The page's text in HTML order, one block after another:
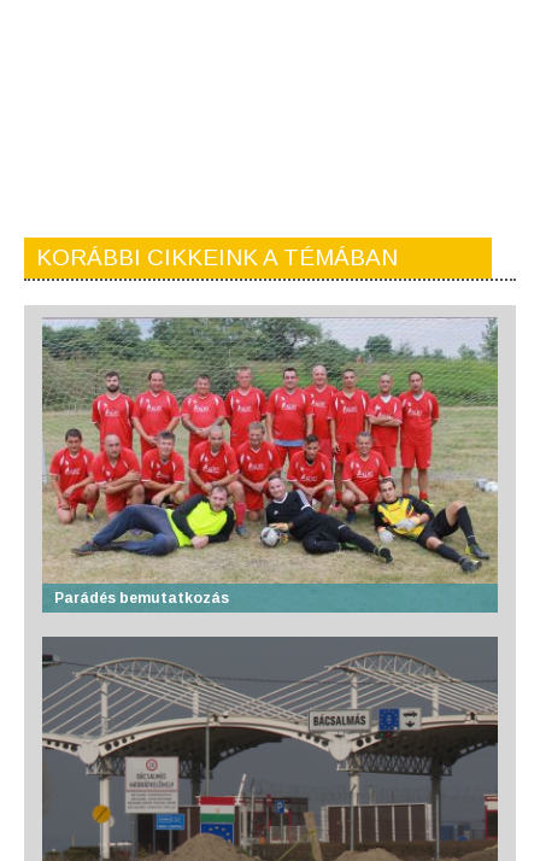
KORÁBBI CIKKEINK A TÉMÁBAN
Parádés bemutatkozás